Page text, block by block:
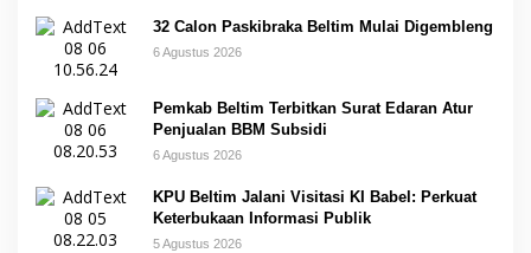
32 Calon Paskibraka Beltim Mulai Digembleng
6 Agustus 2026
Pemkab Beltim Terbitkan Surat Edaran Atur
Penjualan BBM Subsidi
6 Agustus 2026
KPU Beltim Jalani Visitasi KI Babel: Perkuat
Keterbukaan Informasi Publik
5 Agustus 2026